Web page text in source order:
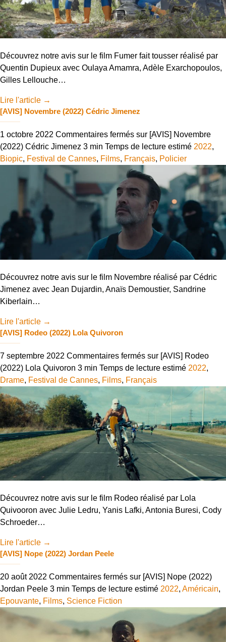
Découvrez notre avis sur le film Fumer fait tousser réalisé par
Quentin Dupieux avec Oulaya Amamra, Adèle Exarchopoulos,
Gilles Lellouche…
Lire l'article →
[AVIS] Novembre (2022) Cédric Jimenez
1 octobre 2022 Commentaires fermés sur [AVIS] Novembre
(2022) Cédric Jimenez 3 min Temps de lecture estimé 2022,
Biopic, Festival de Cannes, Films, Français, Policier
Découvrez notre avis sur le film Novembre réalisé par Cédric
Jimenez avec Jean Dujardin, Anaïs Demoustier, Sandrine
Kiberlain…
Lire l'article →
[AVIS] Rodeo (2022) Lola Quivoron
7 septembre 2022 Commentaires fermés sur [AVIS] Rodeo
(2022) Lola Quivoron 3 min Temps de lecture estimé 2022,
Drame, Festival de Cannes, Films, Français
Découvrez notre avis sur le film Rodeo réalisé par Lola
Quivooron avec Julie Ledru, Yanis Lafki, Antonia Buresi, Cody
Schroeder…
Lire l'article →
[AVIS] Nope (2022) Jordan Peele
20 août 2022 Commentaires fermés sur [AVIS] Nope (2022)
Jordan Peele 3 min Temps de lecture estimé 2022, Américain,
Epouvante, Films, Science Fiction